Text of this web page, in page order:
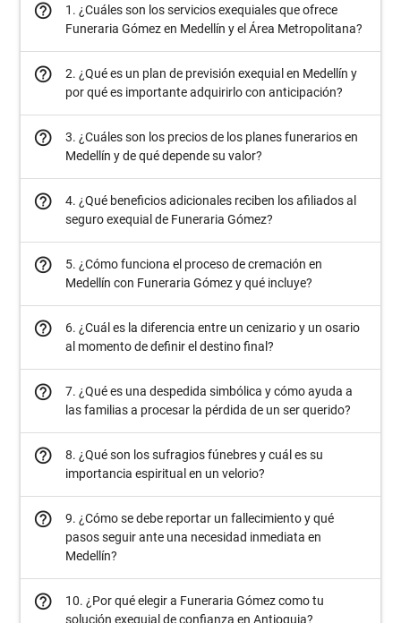
help_outline
1. ¿Cuáles son los servicios exequiales que ofrece
Funeraria Gómez en Medellín y el Área Metropolitana?
help_outline
2. ¿Qué es un plan de previsión exequial en Medellín y
por qué es importante adquirirlo con anticipación?
help_outline
3. ¿Cuáles son los precios de los planes funerarios en
Medellín y de qué depende su valor?
help_outline
4. ¿Qué beneficios adicionales reciben los afiliados al
seguro exequial de Funeraria Gómez?
help_outline
5. ¿Cómo funciona el proceso de cremación en
Medellín con Funeraria Gómez y qué incluye?
help_outline
6. ¿Cuál es la diferencia entre un cenizario y un osario
al momento de definir el destino final?
help_outline
7. ¿Qué es una despedida simbólica y cómo ayuda a
las familias a procesar la pérdida de un ser querido?
help_outline
8. ¿Qué son los sufragios fúnebres y cuál es su
importancia espiritual en un velorio?
help_outline
9. ¿Cómo se debe reportar un fallecimiento y qué
pasos seguir ante una necesidad inmediata en
Medellín?
help_outline
10. ¿Por qué elegir a Funeraria Gómez como tu
solución exequial de confianza en Antioquia?